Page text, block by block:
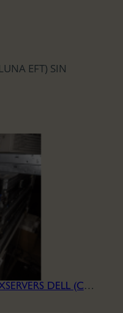
EFT) SIN
AVAMAR BACKUP NODE 5XSERVERS DELL (CPU+MB+POWER)